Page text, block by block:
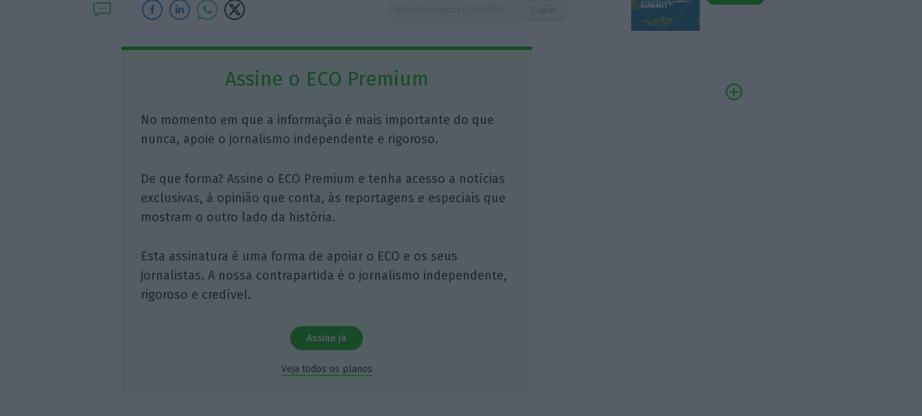
Assine o ECO Premium
No momento em que a informação é mais importante do que
nunca, apoie o jornalismo independente e rigoroso.
De que forma? Assine o ECO Premium e tenha acesso a notícias
exclusivas, à opinião que conta, às reportagens e especiais que
mostram o outro lado da história.
Esta assinatura é uma forma de apoiar o ECO e os seus
jornalistas. A nossa contrapartida é o jornalismo independente,
rigoroso e credível.
Assine já
Veja todos os planos